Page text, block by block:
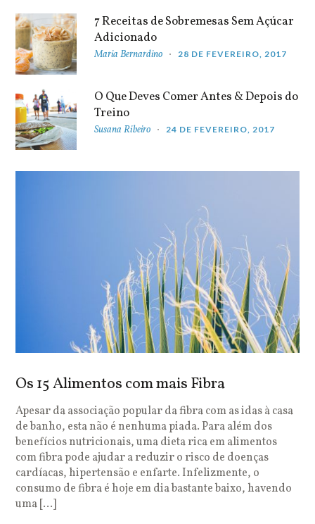
7 Receitas de Sobremesas Sem Açúcar
Adicionado
Maria Bernardino 28 DE FEVEREIRO, 2017
O Que Deves Comer Antes & Depois do
Treino
Susana Ribeiro 24 DE FEVEREIRO, 2017
Os 15 Alimentos com mais Fibra
Apesar da associação popular da fibra com as idas à casa
de banho, esta não é nenhuma piada. Para além dos
benefícios nutricionais, uma dieta rica em alimentos
com fibra pode ajudar a reduzir o risco de doenças
cardíacas, hipertensão e enfarte. Infelizmente, o
consumo de fibra é hoje em dia bastante baixo, havendo
uma […]